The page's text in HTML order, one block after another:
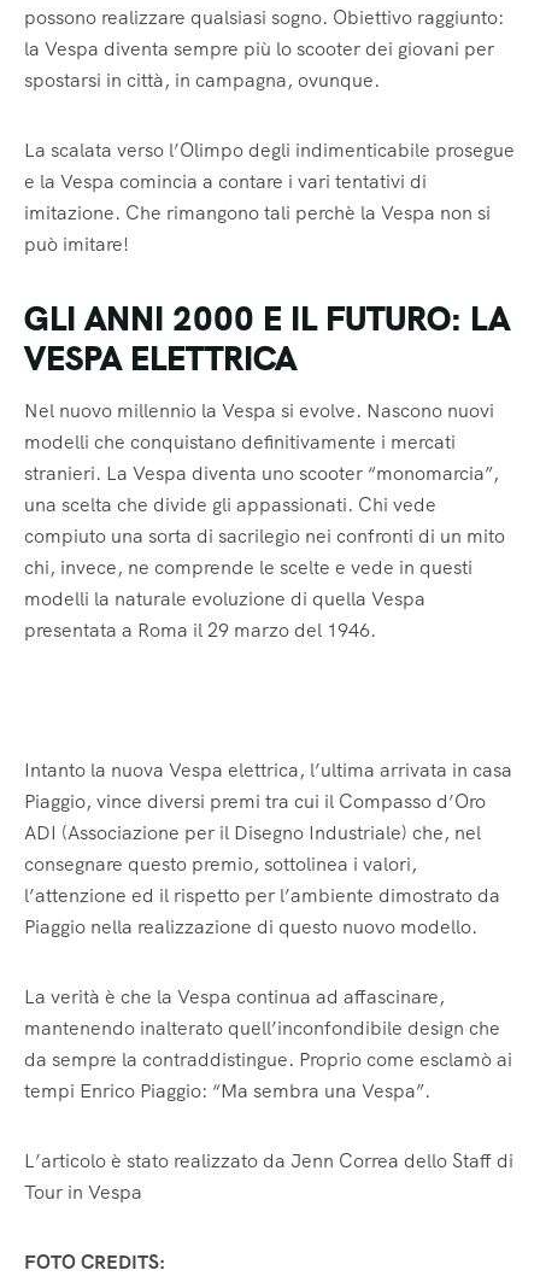
possono realizzare qualsiasi sogno. Obiettivo raggiunto:
la Vespa diventa sempre più lo scooter dei giovani per
spostarsi in città, in campagna, ovunque.
La scalata verso l’Olimpo degli indimenticabile prosegue
e la Vespa comincia a contare i vari tentativi di
imitazione. Che rimangono tali perchè la Vespa non si
può imitare!
GLI ANNI 2000 E IL FUTURO: LA
VESPA ELETTRICA
Nel nuovo millennio la Vespa si evolve. Nascono nuovi
modelli che conquistano definitivamente i mercati
stranieri. La Vespa diventa uno scooter “monomarcia”,
una scelta che divide gli appassionati. Chi vede
compiuto una sorta di sacrilegio nei confronti di un mito
chi, invece, ne comprende le scelte e vede in questi
modelli la naturale evoluzione di quella Vespa
presentata a Roma il 29 marzo del 1946.
Intanto la nuova Vespa elettrica, l’ultima arrivata in casa
Piaggio, vince diversi premi tra cui il Compasso d’Oro
ADI (Associazione per il Disegno Industriale) che, nel
consegnare questo premio, sottolinea i valori,
l’attenzione ed il rispetto per l’ambiente dimostrato da
Piaggio nella realizzazione di questo nuovo modello.
La verità è che la Vespa continua ad affascinare,
mantenendo inalterato quell’inconfondibile design che
da sempre la contraddistingue. Proprio come esclamò ai
tempi Enrico Piaggio: “Ma sembra una Vespa”.
L’articolo è stato realizzato da Jenn Correa dello Staff di
Tour in Vespa
FOTO CREDITS: